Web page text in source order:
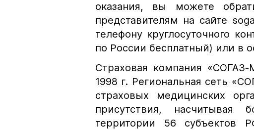
оказания, вы можете
представителям на сайте
телефону круглосуточного
по России бесплатный) или в
Страховая компания «СОГАЗ-
1998 г. Региональная сеть
страховых медицинских
присутствия,
территории 56 субъектов